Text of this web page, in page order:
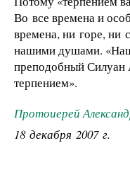
Во все времена и
времена, ни горе, ни
нашими душами.
преподобный
терпением».
Протоиерей
18 декабря 2007 г.